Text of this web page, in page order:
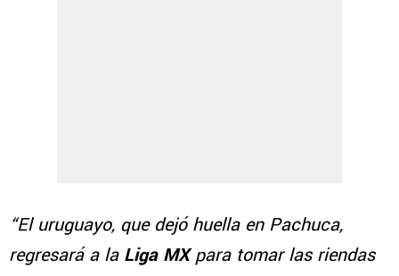
“El uruguayo, que dejó huella en Pachuca,
regresará a la Liga MXpara tomar las riendas